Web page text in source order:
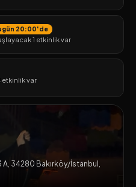
20:00'de
1 etkinlik var
etkinlik var
A, 34280 Bakırköy/İstanbul,